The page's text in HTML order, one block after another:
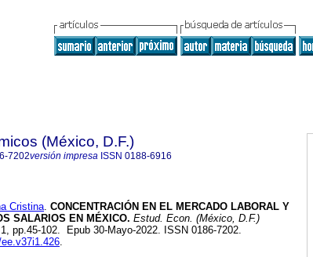
(México, D.F.)
7202versión impresa ISSN 0188-6916
Cristina. CONCENTRACIÓN EN EL MERCADO LABORAL Y
SALARIOS EN MÉXICO. Estud. Econ. (México, D.F.)
pp.45-102. Epub 30-Mayo-2022. ISSN 0186-7202.
.